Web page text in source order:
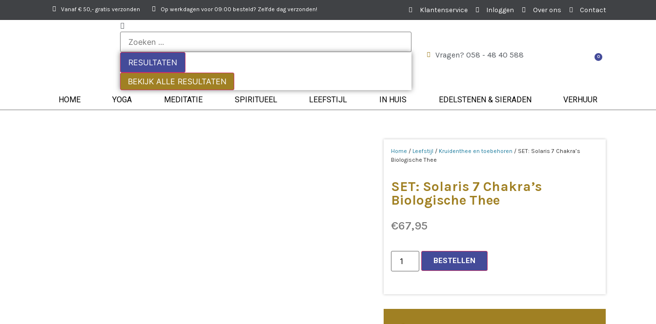
Vanaf € 50,- gratis verzonden Op werkdagen voor 09:00 besteld? Zelfde dag verzonden! Klantenservice Inloggen Over ons Contact
RESULTATEN
BEKIJK ALLE RESULTATEN
Vragen? 058 - 48 40 588 0
HOME YOGA MEDITATIE SPIRITUEEL LEEFSTIJL IN HUIS EDELSTENEN & SIERADEN VERHUUR
Home / Leefstijl / Kruidenthee en toebehoren / SET: Solaris 7 Chakra’s
Biologische Thee
SET: Solaris 7 Chakra’s
Biologische Thee
€67,95
BESTELLEN